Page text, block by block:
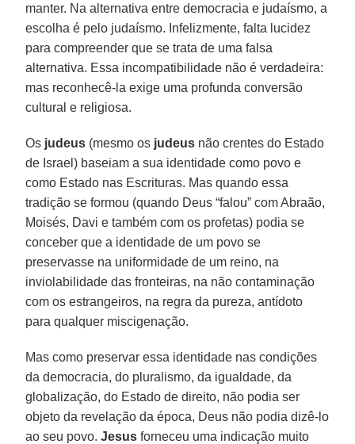
manter. Na alternativa entre democracia e judaísmo, a
escolha é pelo judaísmo. Infelizmente, falta lucidez
para compreender que se trata de uma falsa
alternativa. Essa incompatibilidade não é verdadeira:
mas reconhecê-la exige uma profunda conversão
cultural e religiosa.
Os judeus (mesmo os judeus não crentes do Estado
de Israel) baseiam a sua identidade como povo e
como Estado nas Escrituras. Mas quando essa
tradição se formou (quando Deus “falou” com Abraão,
Moisés, Davi e também com os profetas) podia se
conceber que a identidade de um povo se
preservasse na uniformidade de um reino, na
inviolabilidade das fronteiras, na não contaminação
com os estrangeiros, na regra da pureza, antídoto
para qualquer miscigenação.
Mas como preservar essa identidade nas condições
da democracia, do pluralismo, da igualdade, da
globalização, do Estado de direito, não podia ser
objeto da revelação da época, Deus não podia dizê-lo
ao seu povo.Jesus forneceu uma indicação muito